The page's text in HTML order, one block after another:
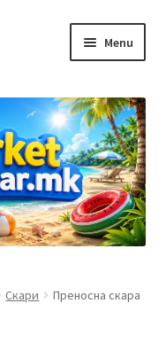
Menu
Скари
Преносна скара